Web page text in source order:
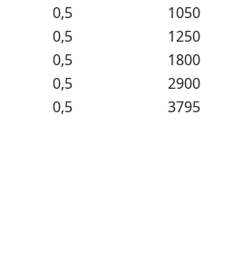
0,5
1050
0,5
1250
0,5
1800
0,5
2900
0,5 3795